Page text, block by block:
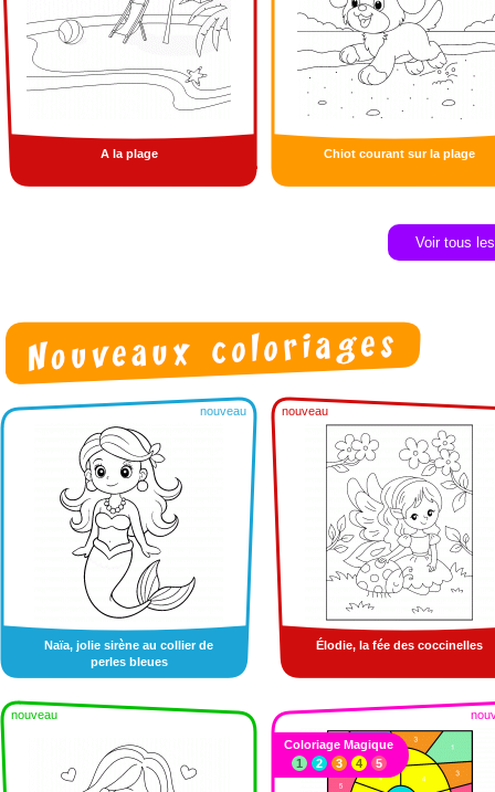
A la plage Chiot courant sur la plage
Voir tous
nouveau
Naïa, jolie sirène au collier de
perles bleues
nouveau
Élodie, la fée des coccinelles
nouveau
Coloriage Magique
1
2 3 4 5